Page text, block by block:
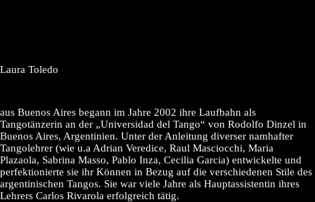
Laura Toledo
aus Buenos Aires begann im Jahre 2002 ihre Laufbahn als
Tangotänzerin an der „Universidad del Tango“ von Rodolfo Dinzel in
Buenos Aires, Argentinien. Unter der Anleitung diverser namhafter
Tangolehrer (wie u.a Adrian Veredice, Raul Masciocchi, Maria
Plazaola, Sabrina Masso, Pablo Inza, Cecilia Garcia) entwickelte und
perfektionierte sie ihr Können in Bezug auf die verschiedenen Stile des
argentinischen Tangos. Sie war viele Jahre als Hauptassistentin ihres
Lehrers Carlos Rivarola erfolgreich tätig.